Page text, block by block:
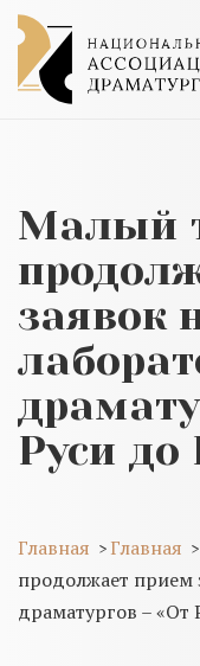
Малый
заявок
Руси до
Главная >Главная >
продолжает прием
драматургов – «От